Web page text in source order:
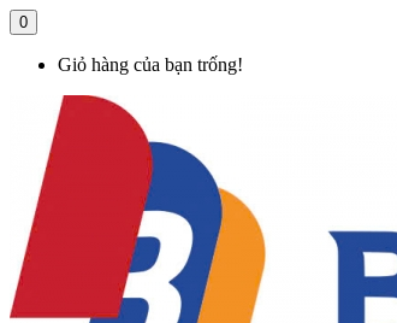
0
Giỏ hàng của bạn trống!